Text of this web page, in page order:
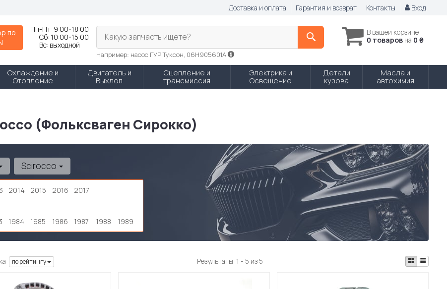
Доставка и оплата Гарантия и возврат Контакты Вход
по
Пн-Пт: 9:00-18:00
Сб: 10:00-15:00
Вс: выходной
В вашей корзине
0 товаров на 0 ₴
Какую запчасть ищете?
Например: насос ГУР Туксон, 06H905601A
Охлаждение и
Отопление
Двигатель и
Выхлоп
Сцепление и
трансмиссия
Электрика и
Освещение
Детали
кузова
Масла и
автохимия
(Фольксваген Сирокко)
2014 2015 2016
2017
1984 1985 1986 1987 1988 1989
Scirocco
по рейтингу Результаты: 1 - 5 из 5